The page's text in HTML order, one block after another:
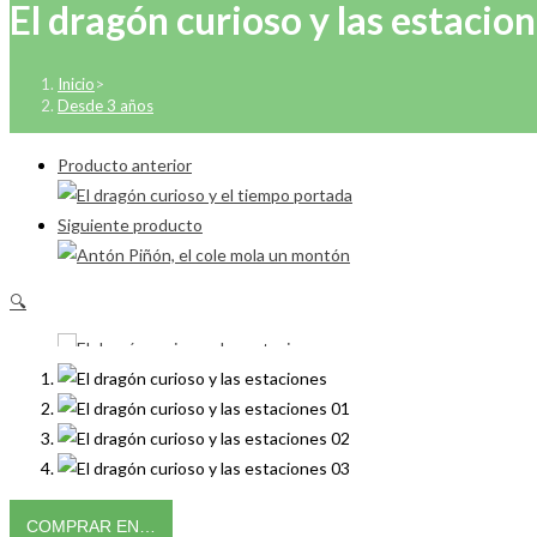
El dragón curioso y las
Inicio>
Desde 3 años
Producto anterior
Siguiente producto
🔍
COMPRAR EN…